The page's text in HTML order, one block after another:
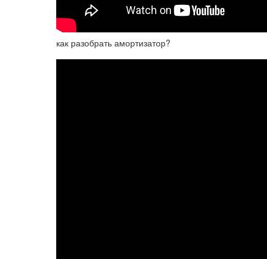
как разобрать амортизатор?